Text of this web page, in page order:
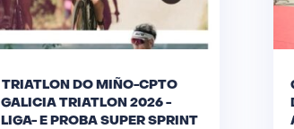
DO MIÑO-CPTO
TRIATLON 2026 -
E PROBA SUPER SPRINT